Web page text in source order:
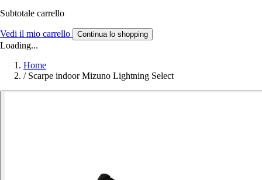
Subtotale carrello
Vedi il mio carrello Continua lo shopping
Loading...
Home
/ Scarpe indoor Mizuno Lightning Select